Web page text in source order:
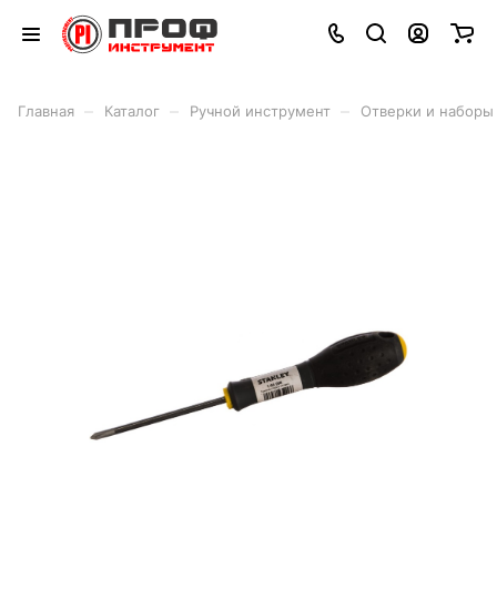
Главная Каталог Ручной инструмент Отверки и наборы